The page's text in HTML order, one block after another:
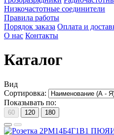
Низкочастотные соединители
Правила работы
Порядок заказа Оплата и
О нас Контакты
Каталог
Вид
Сортировка:
Показывать по:
60 120 180